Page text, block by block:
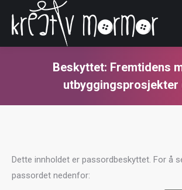
Beskyttet: Fremtidens
utbyggingsprosjekter
Dette innholdet er passordbeskyttet. For å
passordet nedenfor: